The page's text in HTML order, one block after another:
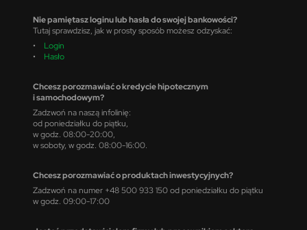
Nie pamiętasz loginu lub hasła do swojej bankowości?
Tutaj sprawdzisz, jak w prosty sposób możesz odzyskać:
• Login
• Hasło
Chcesz porozmawiać o kredycie hipotecznym
i samochodowym?
Zadzwoń na naszą infolinię:
od poniedziałku do piątku,
w godz. 08:00-20:00,
w soboty, w godz. 08:00-16:00.
Chcesz porozmawiać o produktach inwestycyjnych?
Zadzwoń na numer +48 500 933 150 od poniedziałku do piątku
w godz. 09:00-17:00